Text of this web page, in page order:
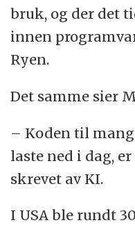
bruk, og der det
innen
Ryen.
Det samme sier
– Koden til
laste ned i dag,
skrevet av KI.
I USA ble rundt